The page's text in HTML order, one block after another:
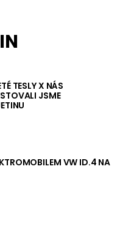
TESLY X NÁS
JSME
VW ID.4 NA